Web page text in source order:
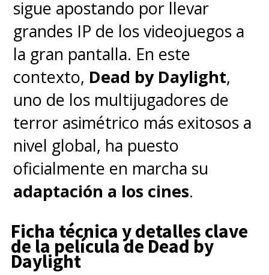
sigue apostando por llevar
grandes IP de los videojuegos a
la gran pantalla. En este
contexto, Dead by Daylight,
uno de los multijugadores de
terror asimétrico más exitosos a
nivel global, ha puesto
oficialmente en marcha su
adaptación a los cines.
Ficha técnica y detalles clave
de la película de Dead by
Daylight